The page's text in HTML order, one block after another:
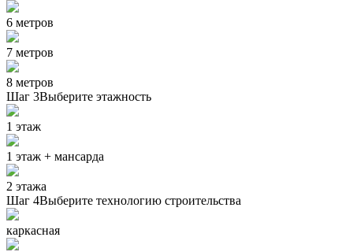
6 метров
7 метров
8 метров
Шаг 3Выберите этажность
1 этаж
1 этаж + мансарда
2 этажа
Шаг 4Выберите технологию строительства
каркасная